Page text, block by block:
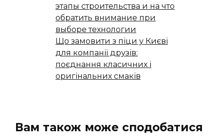
этапы строительства и на что
обратить внимание при
выборе технологии
Що замовити з піци у Києві
для компанії друзів:
поєднання класичних і
оригінальних смаків
Вам також може сподобатися